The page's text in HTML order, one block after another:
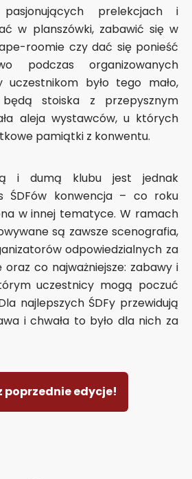
prelekcjach i
w planszówki, zabawić się w
roomie czy dać się ponieść
podczas organizowanych
uczestnikom było tego mało,
stoiska z przepysznym
aleja wystawców, u których
pamiątki z konwentu.
i dumą klubu jest jednak
ŚDFów konwencja – co roku
w innej tematyce. W ramach
są zawsze scenografia,
odpowiedzialnych za
co najważniejsze: zabawy i
uczestnicy mogą poczuć
najlepszych ŚDFy przewidują
i chwała to było dla nich za
poprzednie edycje!